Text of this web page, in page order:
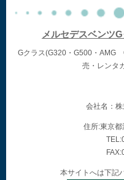
メルセデスベンツ
Gクラス(G320・G500・AMG
売・レンタ
会社名：
住所:東京
本サイトへは下記